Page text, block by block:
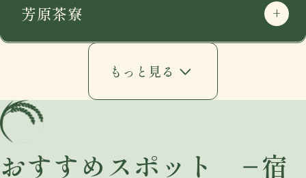
芳原茶寮
もっと見る
おすすめスポット −宿